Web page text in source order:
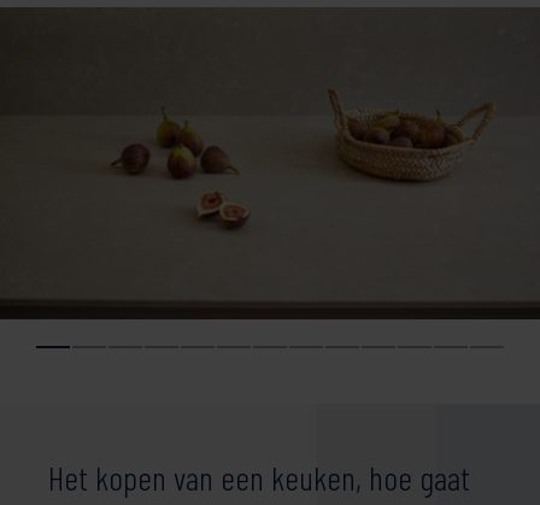
Het kopen van een keuken, hoe gaat